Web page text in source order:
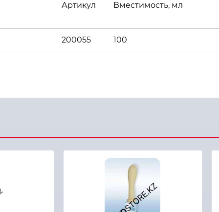
Артикул Вместимость, мл
200055 100